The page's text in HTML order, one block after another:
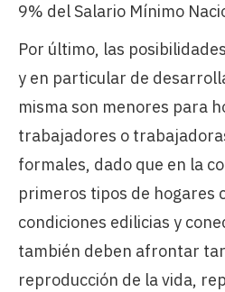
9% del Salario Mínimo
Por último, las
y en particular de
misma son menores para
trabajadores o
formales, dado que en la
primeros tipos de hogares
condiciones edilicias y
también deben afrontar
reproducción de la vida,